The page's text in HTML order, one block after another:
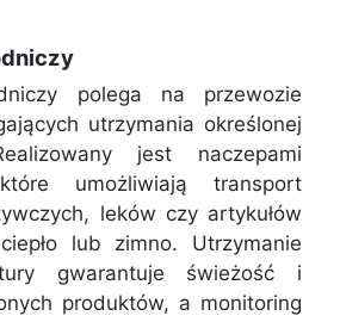
polega na przewozie
utrzymania określonej
jest naczepami
które umożliwiają transport
leków czy artykułów
lub zimno. Utrzymanie
gwarantuje świeżość i
produktów, a monitoring